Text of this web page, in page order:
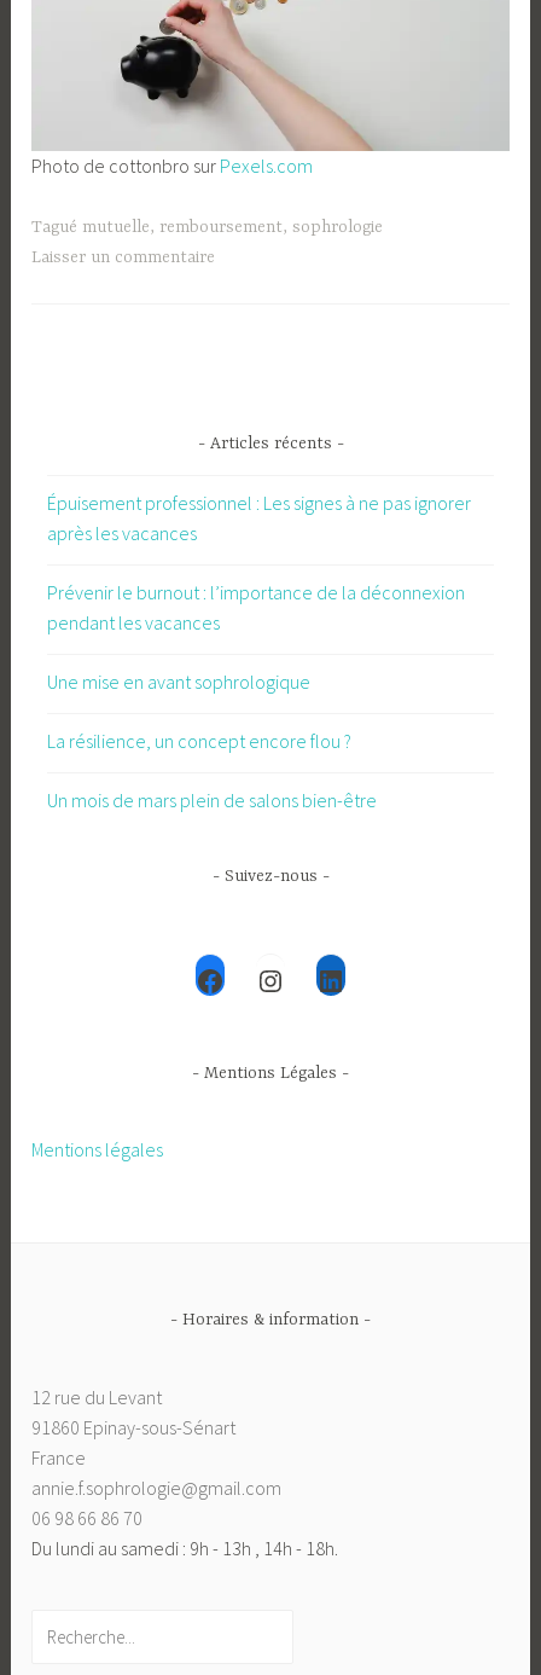
Photo de cottonbro sur Pexels.com
Tagué mutuelle, remboursement,sophrologie
Laisser un commentaire
- Articles récents -
Épuisement professionnel : Les signes à ne pas ignorer
après les vacances
Prévenir le burnout : l’importance de la déconnexion
pendant les vacances
Une mise en avant sophrologique
La résilience, un concept encore flou ?
Un mois de mars plein de salons bien-être
- Suivez-nous -
FacebookInstagramLinkedIn
- Mentions Légales -
Mentions légales
- Horaires & information -
12 rue du Levant
91860 Epinay-sous-Sénart
France
annie.f.sophrologie@gmail.com
06 98 66 86 70
Du lundi au samedi : 9h - 13h , 14h - 18h.